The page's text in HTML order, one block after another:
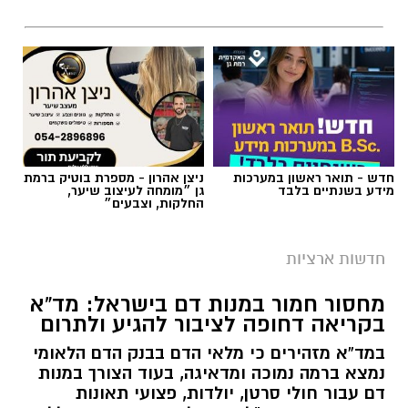
חדשות ארציות
מחסור חמור במנות דם בישראל: מד”א
בקריאה דחופה לציבור להגיע ולתרום
במד”א מזהירים כי מלאי הדם בבנק הדם הלאומי
נמצא ברמה נמוכה ומדאיגה, בעוד הצורך במנות
דם עבור חולי סרטן, יולדות, פצועי תאונות
דרכים, פצועי צה”ל ומטופלים נוספים נמשך ללא
תגים:מד״א, תרומת דם, בנק הדם
אולי יעניין אותך גם